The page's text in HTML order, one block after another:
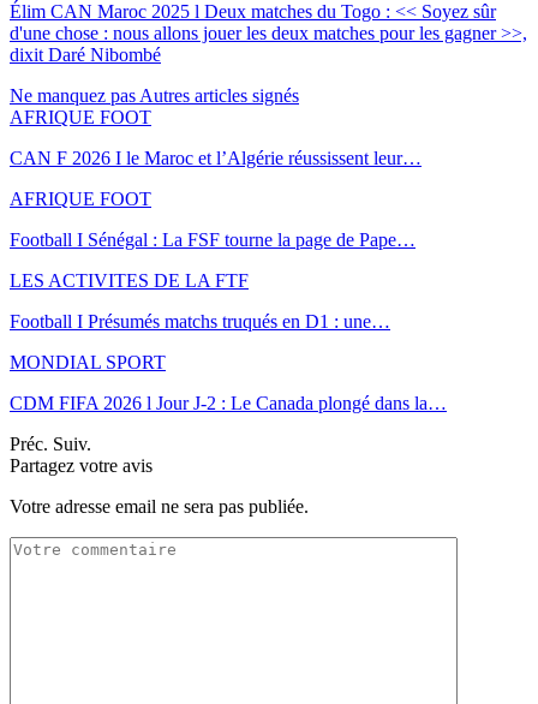
Élim CAN Maroc 2025 l Deux matches du Togo : << Soyez sûr
d'une chose : nous allons jouer les deux matches pour les gagner >>,
dixit Daré Nibombé
Ne manquez pas Autres articles signés
AFRIQUE FOOT
CAN F 2026 I le Maroc et l’Algérie réussissent leur…
AFRIQUE FOOT
Football I Sénégal : La FSF tourne la page de Pape…
LES ACTIVITES DE LA FTF
Football I Présumés matchs truqués en D1 : une…
MONDIAL SPORT
CDM FIFA 2026 l Jour J-2 : Le Canada plongé dans la…
Préc. Suiv.
Partagez votre avis
Votre adresse email ne sera pas publiée.